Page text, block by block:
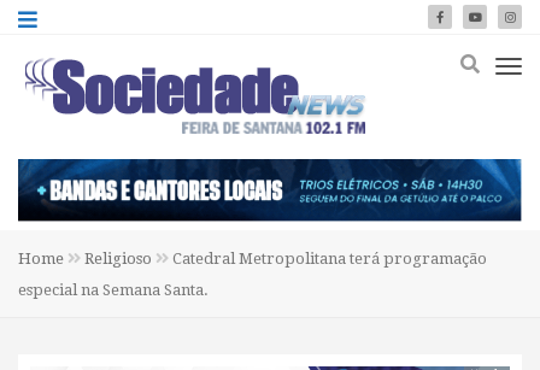
Home Religioso
Catedral Metropolitana terá programação
especial na Semana Santa.